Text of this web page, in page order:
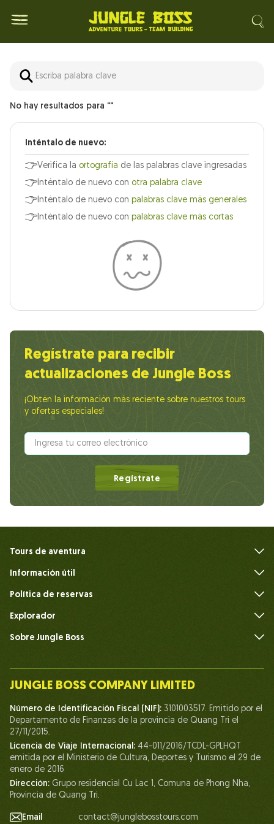
No hay resultados para ""
Inténtalo de nuevo:
Verifica la ortografía de las palabras clave ingresadas
Inténtalo de nuevo con otra palabra clave
Inténtalo de nuevo con palabras clave más generales
Inténtalo de nuevo con palabras clave más cortas
Regístrate para recibir
actualizaciones de Jungle Boss
¡Obtén la información más reciente sobre nuestros tours
y ofertas especiales!
Regístrate
Tours de aventura
Información útil
Política de reservas
Explorador
Sobre Jungle Boss
Nuestro equipo
Vida en Jungle Boss
Nuestros certificados
Asociación
Contáctanos
JUNGLE BOSS COMPANY LIMITED
Número de Identificación Fiscal (NIF): 3101003517. Emitido por el
Departamento de Finanzas de la provincia de Quang Tri el
27/11/2015.
Licencia de Viaje Internacional: 44-011/2016/TCDL-GPLHQT
emitida por el Ministerio de Cultura, Deportes y Turismo el 29 de
enero de 2016
Dirección: Grupo residencial Cu Lac 1, Comuna de Phong Nha,
Provincia de Quang Tri.
Email contact@junglebosstours.com